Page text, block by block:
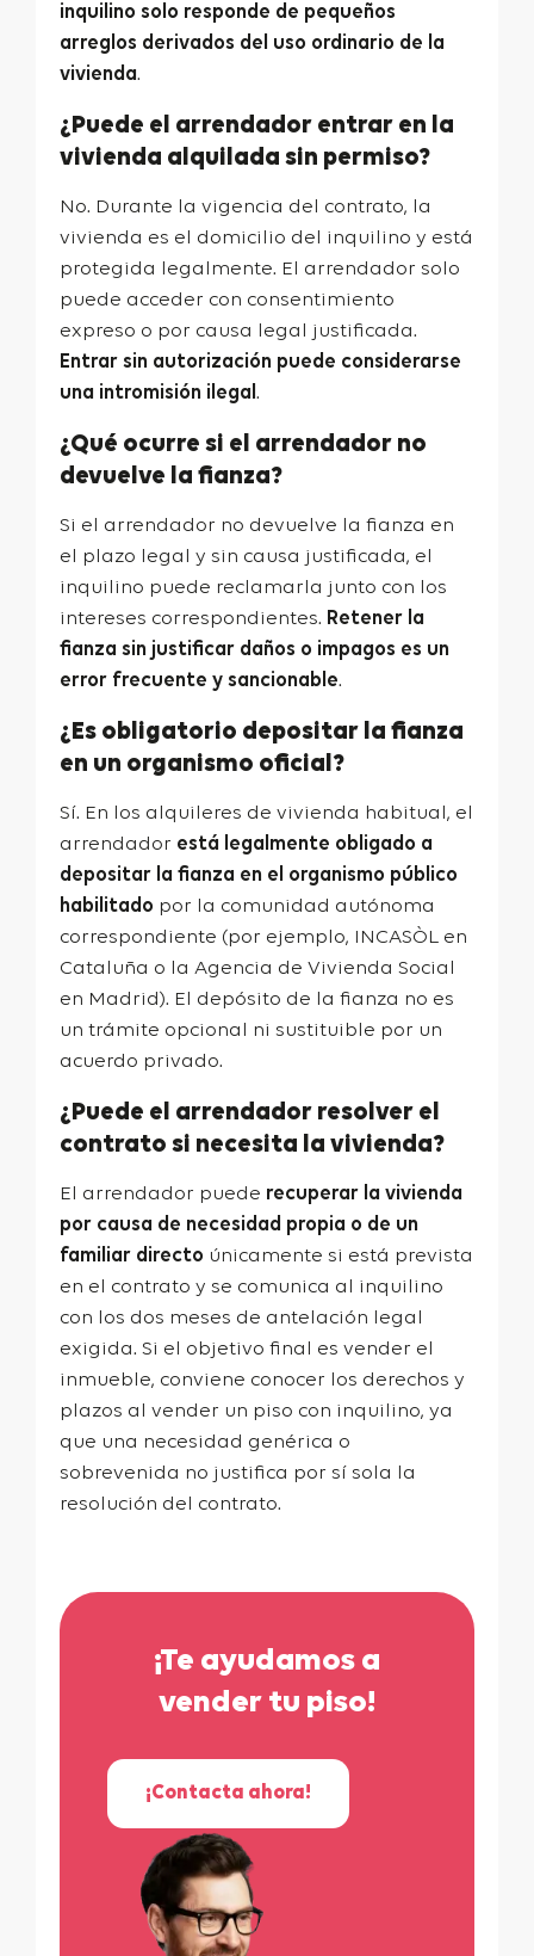
inquilino solo responde de pequeños
arreglos derivados del uso ordinario de la
vivienda.
¿Puede el arrendador entrar en la
vivienda alquilada sin permiso?
No. Durante la vigencia del contrato, la
vivienda es el domicilio del inquilino y está
protegida legalmente. El arrendador solo
puede acceder con consentimiento
expreso o por causa legal justificada.
Entrar sin autorización puede considerarse
una intromisión ilegal .
¿Qué ocurre si el arrendador no
devuelve la fianza?
Si el arrendador no devuelve la fianza en
el plazo legal y sin causa justificada, el
inquilino puede reclamarla junto con los
intereses correspondientes. Retener la
fianza sin justificar daños o impagos es un
error frecuente y sancionable.
¿Es obligatorio depositar la fianza
en un organismo oficial?
Sí. En los alquileres de vivienda habitual, el
arrendador está legalmente obligado a
depositar la fianza en el organismo público
habilitado por la comunidad autónoma
correspondiente (por ejemplo, INCASÒL en
Cataluña o la Agencia de Vivienda Social
en Madrid). El depósito de la fianza no es
un trámite opcional ni sustituible por un
acuerdo privado.
¿Puede el arrendador resolver el
contrato si necesita la vivienda?
El arrendador puede recuperar la vivienda
por causa de necesidad propia o de un
familiar directo únicamente si está prevista
en el contrato y se comunica al inquilino
con los dos meses de antelación legal
exigida. Si el objetivo final es vender el
inmueble, conviene conocer los derechos y
plazos al vender un piso con inquilino, ya
que una necesidad genérica o
sobrevenida no justifica por sí sola la
resolución del contrato.
¡Te ayudamos a
vender tu piso!
¡Contacta ahora!